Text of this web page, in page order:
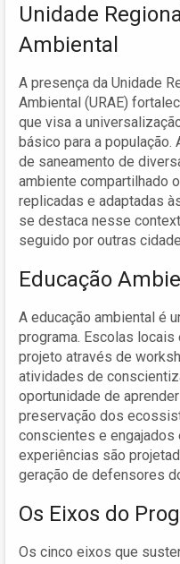
Unidade
Ambiental
A presença da Unidade
Ambiental (URAE)
que visa a
básico para a população.
de saneamento de
ambiente compartilhado
replicadas e adaptadas
se destaca nesse
seguido por outras
Educação
A educação ambiental é
programa. Escolas
projeto através de
atividades de
oportunidade de
preservação dos
conscientes e
experiências são
geração de defensores
Os Eixos do
Os cinco eixos que